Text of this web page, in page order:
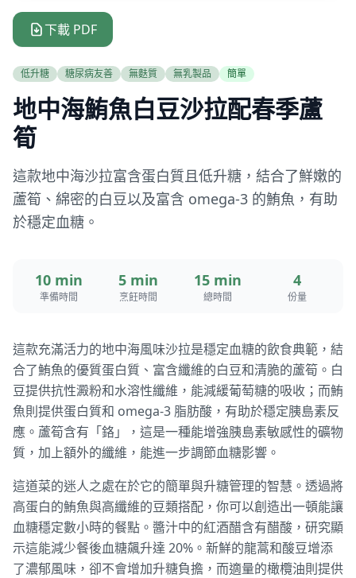
下載 PDF
低升糖 糖尿病友善 無麩質 無乳製品 簡單
地中海鮪魚白豆沙拉配春季蘆
筍
這款地中海沙拉富含蛋白質且低升糖，結合了鮮嫩的
蘆筍、綿密的白豆以及富含 omega-3 的鮪魚，有助
於穩定血糖。
10 min
準備時間
5 min
烹飪時間
15 min
總時間
4
份量
這款充滿活力的地中海風味沙拉是穩定血糖的飲食典範，結
合了鮪魚的優質蛋白質、富含纖維的白豆和清脆的蘆筍。白
豆提供抗性澱粉和水溶性纖維，能減緩葡萄糖的吸收；而鮪
魚則提供蛋白質和 omega-3 脂肪酸，有助於穩定胰島素反
應。蘆筍含有「鉻」，這是一種能增強胰島素敏感性的礦物
質，加上額外的纖維，能進一步調節血糖影響。
這道菜的迷人之處在於它的簡單與升糖管理的智慧。透過將
高蛋白的鮪魚與高纖維的豆類搭配，你可以創造出一頓能讓
血糖穩定數小時的餐點。醬汁中的紅酒醋含有醋酸，研究顯
示這能減少餐後血糖飆升達 20%。新鮮的龍蒿和酸豆增添
了濃郁風味，卻不會增加升糖負擔，而適量的橄欖油則提供